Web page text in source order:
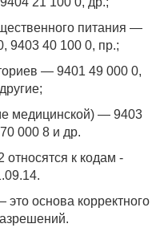
питания —
9403 40 100 0, пр.;
— 9401 49 000 0,
медицинской) — 9403
000 8 и др.
к кодам -
основа корректного